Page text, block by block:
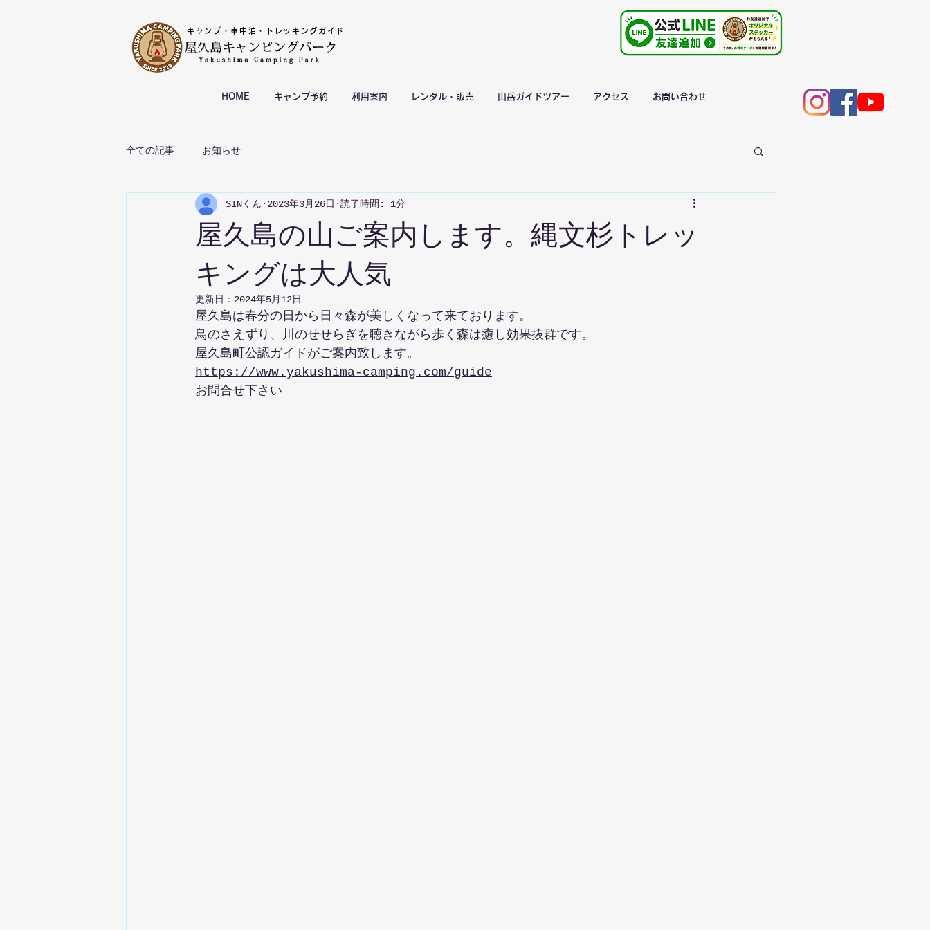
キャンプ・車中泊・トレッキングガイド
HOME キャンプ予約 利用案内 レンタル・販売 山岳ガイドツアー アクセス お問い合わせ
全ての記事 お知らせ
屋久島の山ご案内します。縄文杉トレッ
キングは大人気
SINくん 2023年3月26日 読了時間: 1分
更新日： 2024年5月12日
屋久島は春分の日から日々森が美しくなって来ております。
鳥のさえずり、川のせせらぎを聴きながら歩く森は癒し効果抜群です。
屋久島町公認ガイドがご案内致します。
https://www.yakushima-camping.com/guide
お問合せ下さい